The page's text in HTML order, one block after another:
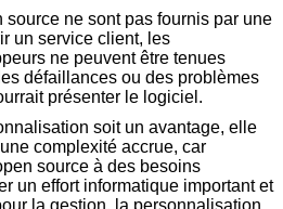
ne sont pas fournis par une
un service client, les
ne peuvent être tenues
défaillances ou des problèmes
présenter le logiciel.
soit un avantage, elle
complexité accrue, car
source à des besoins
un effort informatique important et